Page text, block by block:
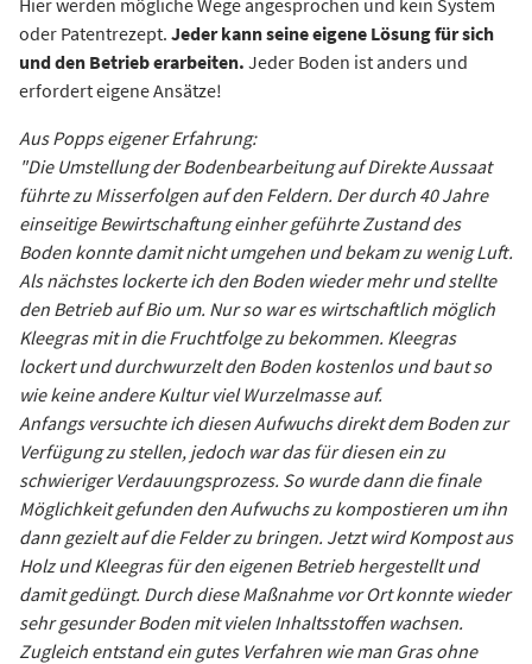
Hier werden mögliche Wege angesprochen und kein System
oder Patentrezept. Jeder kann seine eigene Lösung für sich
und den Betrieb erarbeiten. Jeder Boden ist anders und
erfordert eigene Ansätze!
Aus Popps eigener Erfahrung:
"Die Umstellung der Bodenbearbeitung auf Direkte Aussaat
führte zu Misserfolgen auf den Feldern. Der durch 40 Jahre
einseitige Bewirtschaftung einher geführte Zustand des
Boden konnte damit nicht umgehen und bekam zu wenig Luft.
Als nächstes lockerte ich den Boden wieder mehr und stellte
den Betrieb auf Bio um. Nur so war es wirtschaftlich möglich
Kleegras mit in die Fruchtfolge zu bekommen. Kleegras
lockert und durchwurzelt den Boden kostenlos und baut so
wie keine andere Kultur viel Wurzelmasse auf.
Anfangs versuchte ich diesen Aufwuchs direkt dem Boden zur
Verfügung zu stellen, jedoch war das für diesen ein zu
schwieriger Verdauungsprozess. So wurde dann die finale
Möglichkeit gefunden den Aufwuchs zu kompostieren um ihn
dann gezielt auf die Felder zu bringen. Jetzt wird Kompost aus
Holz und Kleegras für den eigenen Betrieb hergestellt und
damit gedüngt. Durch diese Maßnahme vor Ort konnte wieder
sehr gesunder Boden mit vielen Inhaltsstoffen wachsen.
Zugleich entstand ein gutes Verfahren wie man Gras ohne